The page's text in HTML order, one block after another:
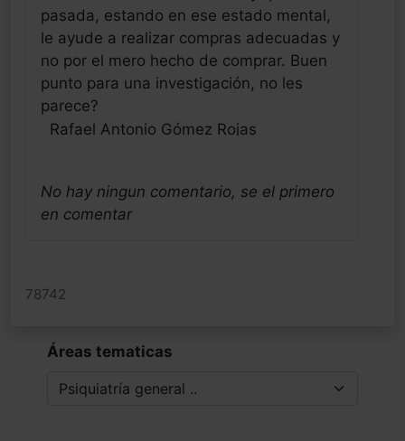
pasada, estando en ese estado mental,
le ayude a realizar compras adecuadas y
no por el mero hecho de comprar. Buen
punto para una investigación, no les
parece?
Rafael Antonio Gómez Rojas
No hay ningun comentario, se el primero
en comentar
78742
Áreas tematicas